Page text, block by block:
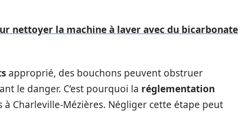
nettoyer la machine à laver avec du bicarbonate
approprié, des bouchons peuvent obstruer
le danger. C’est pourquoi la réglementation
Charleville-Mézières. Négliger cette étape peut